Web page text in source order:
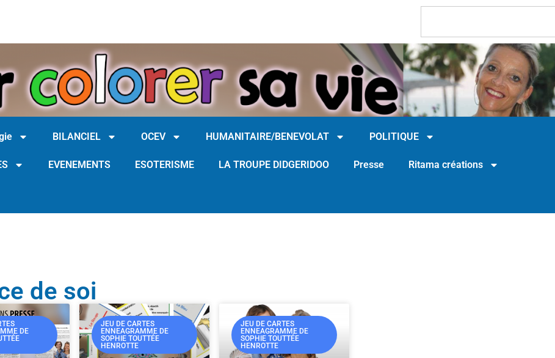
BILANCIEL OCEV HUMANITAIRE/BENEVOLAT POLITIQUE
EVENEMENTS ESOTERISME LA TROUPE DIDGERIDOO Presse Ritama créations
de soi
DE
JEU DE CARTES
ENNEAGRAMME DE
SOPHIE TOUTTÉE
HENROTTE
JEU DE CARTES
ENNEAGRAMME DE
SOPHIE TOUTTÉE
HENROTTE